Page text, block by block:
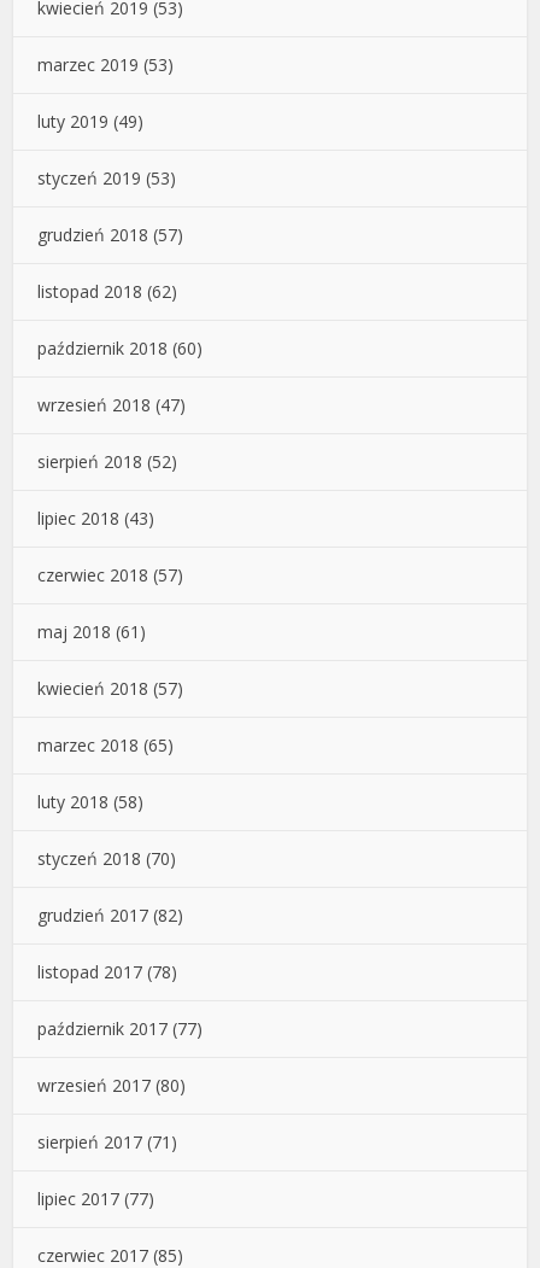
kwiecień 2019 (53)
marzec 2019 (53)
luty 2019 (49)
styczeń 2019 (53)
grudzień 2018 (57)
listopad 2018 (62)
październik 2018 (60)
wrzesień 2018 (47)
sierpień 2018 (52)
lipiec 2018 (43)
czerwiec 2018 (57)
maj 2018 (61)
kwiecień 2018 (57)
marzec 2018 (65)
luty 2018 (58)
styczeń 2018 (70)
grudzień 2017 (82)
listopad 2017 (78)
październik 2017 (77)
wrzesień 2017 (80)
sierpień 2017 (71)
lipiec 2017 (77)
czerwiec 2017 (85)